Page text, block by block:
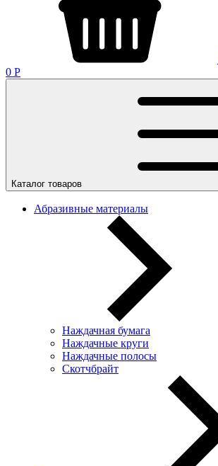
0 Р
Каталог товаров
Абразивные материалы
Наждачная бумага
Наждачные круги
Наждачные полосы
Скотчбрайт